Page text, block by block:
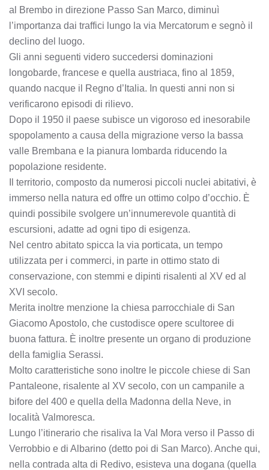
al Brembo in direzione Passo San Marco, diminuì
l’importanza dai traffici lungo la via Mercatorum e segnò il
declino del luogo.
Gli anni seguenti videro succedersi dominazioni
longobarde, francese e quella austriaca, fino al 1859,
quando nacque il Regno d’Italia. In questi anni non si
verificarono episodi di rilievo.
Dopo il 1950 il paese subisce un vigoroso ed inesorabile
spopolamento a causa della migrazione verso la bassa
valle Brembana e la pianura lombarda riducendo la
popolazione residente.
Il territorio, composto da numerosi piccoli nuclei abitativi, è
immerso nella natura ed offre un ottimo colpo d’occhio. È
quindi possibile svolgere un’innumerevole quantità di
escursioni, adatte ad ogni tipo di esigenza.
Nel centro abitato spicca la via porticata, un tempo
utilizzata per i commerci, in parte in ottimo stato di
conservazione, con stemmi e dipinti risalenti al XV ed al
XVI secolo.
Merita inoltre menzione la chiesa parrocchiale di San
Giacomo Apostolo, che custodisce opere scultoree di
buona fattura. È inoltre presente un organo di produzione
della famiglia Serassi.
Molto caratteristiche sono inoltre le piccole chiese di San
Pantaleone, risalente al XV secolo, con un campanile a
bifore del 400 e quella della Madonna della Neve, in
località Valmoresca.
Lungo l’itinerario che risaliva la Val Mora verso il Passo di
Verrobbio e di Albarino (detto poi di San Marco). Anche qui,
nella contrada alta di Redivo, esisteva una dogana (quella